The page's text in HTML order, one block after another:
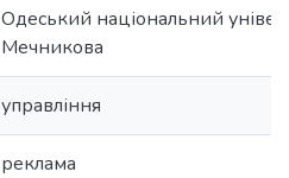
Одеський національний
Мечникова
управління
реклама